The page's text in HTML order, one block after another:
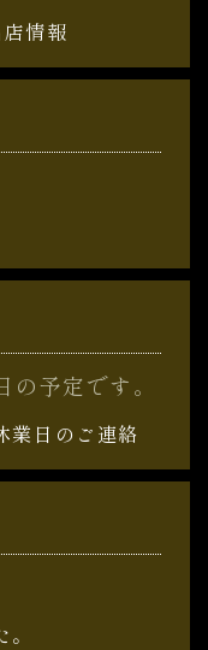
情報
予定です。
業日のご連絡